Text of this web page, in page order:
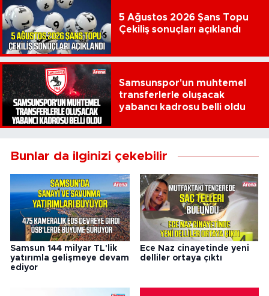
5 Ağustos 2026 Şans Topu
Çekiliş sonuçları açıklandı
Samsunspor'un muhtemel
transferlerle oluşacak
yabancı kadrosu belli oldu
Bunlar da ilginizi çekebilir
Samsun 144 milyar TL'lik
yatırımla gelişmeye devam
ediyor
Ece Naz cinayetinde yeni
delliler ortaya çıktı